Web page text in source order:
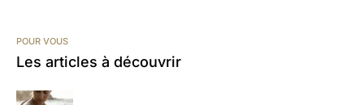
POUR VOUS
Les articles à découvrir